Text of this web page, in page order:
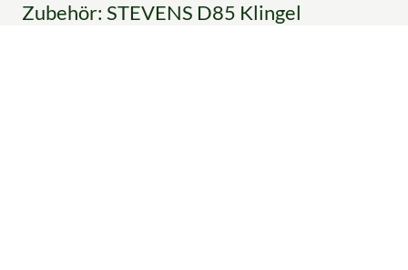
Zubehör: STEVENS D85 Klingel